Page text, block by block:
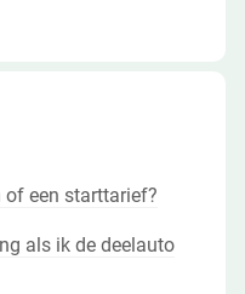
of een starttarief?
als ik de deelauto